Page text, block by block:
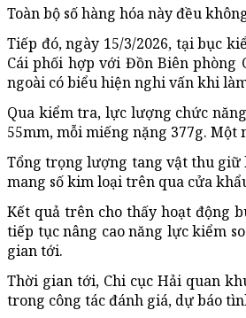
Toàn bộ số hàng hóa này đều
Tiếp đó, ngày 15/3/2026, tại bục
Cái phối hợp với Đồn Biên phòng
ngoài có biểu hiện nghi vấn khi
Qua kiểm tra, lực lượng chức
55mm, mỗi miếng nặng 377g.
Tổng trọng lượng tang vật thu giữ
mang số kim loại trên qua cửa
Kết quả trên cho thấy hoạt động
tiếp tục nâng cao năng lực kiểm
gian tới.
Thời gian tới, Chi cục Hải quan
trong công tác đánh giá, dự báo